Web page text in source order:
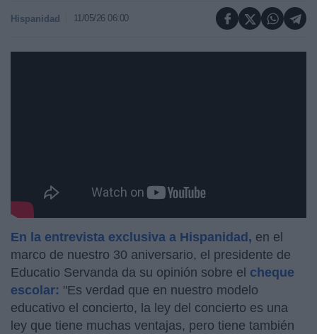
Hispanidad 11/05/26 06:00
En la entrevista exclusiva a Hispanidad, en el
marco de nuestro 30 aniversario, el presidente de
Educatio Servanda da su opinión sobre el cheque
escolar: "Es verdad que en nuestro modelo
educativo el concierto, la ley del concierto es una
ley que tiene muchas ventajas, pero tiene también